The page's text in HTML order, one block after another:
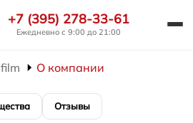
+7 (395) 278-33-61
Ежедневно с 9:00 до 21:00
О компании
Отзывы